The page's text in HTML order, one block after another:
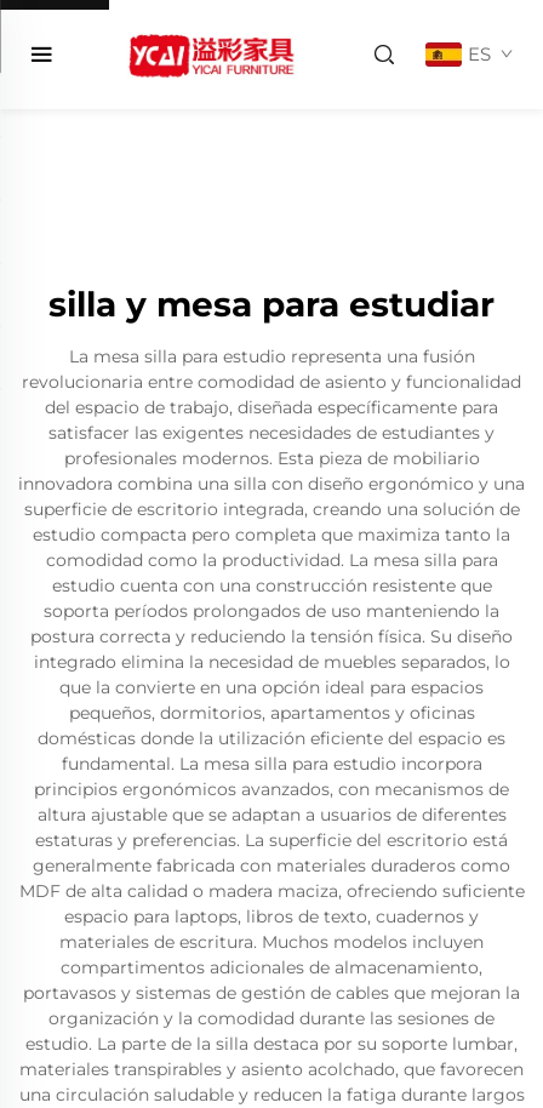
ES
silla y mesa para estudiar
La mesa silla para estudio representa una fusión
revolucionaria entre comodidad de asiento y funcionalidad
del espacio de trabajo, diseñada específicamente para
satisfacer las exigentes necesidades de estudiantes y
profesionales modernos. Esta pieza de mobiliario
innovadora combina una silla con diseño ergonómico y una
superficie de escritorio integrada, creando una solución de
estudio compacta pero completa que maximiza tanto la
comodidad como la productividad. La mesa silla para
estudio cuenta con una construcción resistente que
soporta períodos prolongados de uso manteniendo la
postura correcta y reduciendo la tensión física. Su diseño
integrado elimina la necesidad de muebles separados, lo
que la convierte en una opción ideal para espacios
pequeños, dormitorios, apartamentos y oficinas
domésticas donde la utilización eficiente del espacio es
fundamental. La mesa silla para estudio incorpora
principios ergonómicos avanzados, con mecanismos de
altura ajustable que se adaptan a usuarios de diferentes
estaturas y preferencias. La superficie del escritorio está
generalmente fabricada con materiales duraderos como
MDF de alta calidad o madera maciza, ofreciendo suficiente
espacio para laptops, libros de texto, cuadernos y
materiales de escritura. Muchos modelos incluyen
compartimentos adicionales de almacenamiento,
portavasos y sistemas de gestión de cables que mejoran la
organización y la comodidad durante las sesiones de
estudio. La parte de la silla destaca por su soporte lumbar,
materiales transpirables y asiento acolchado, que favorecen
una circulación saludable y reducen la fatiga durante largos